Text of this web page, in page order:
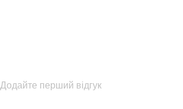
Додайте перший відгук